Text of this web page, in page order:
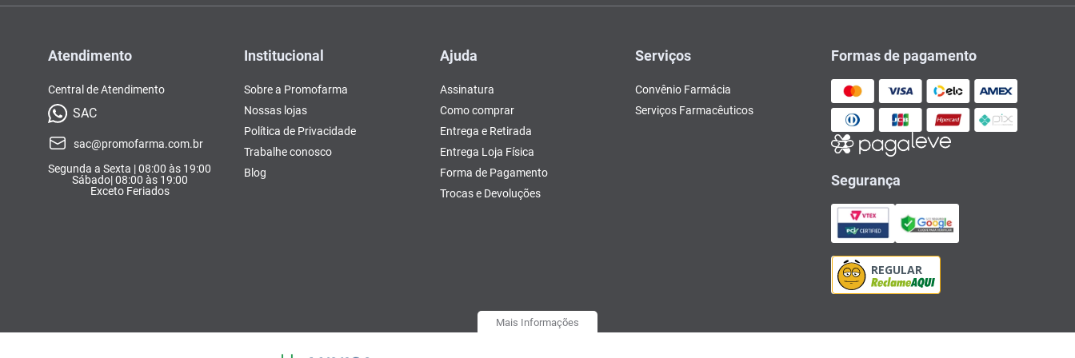
Atendimento
Central de Atendimento
SAC
sac@promofarma.com.br
Segunda a Sexta | 08:00 às 19:00
Sábado| 08:00 às 19:00
Exceto Feriados
Institucional
Sobre a Promofarma
Nossas lojas
Política de Privacidade
Trabalhe conosco
Blog
Ajuda
Assinatura
Como comprar
Entrega e Retirada
Entrega Loja Física
Forma de Pagamento
Trocas e Devoluções
Serviços
Convênio Farmácia
Serviços Farmacêuticos
Formas de pagamento
Segurança
Mais Informações